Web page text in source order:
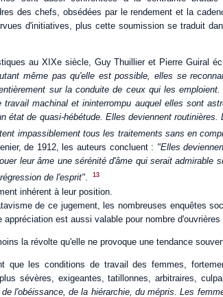
des chefs, obsédées par le rendement et la
d'initiatives, plus cette soumission se traduit
au XIXe siècle, Guy Thuillier et Pierre Guiral
même pas qu'elle est possible, elles se
sur la conduite de ceux qui les
machinal et ininterrompu auquel elles sont
état de quasi-hébétude. Elles deviennent routinières.
impassiblement tous les traitements sans en
de 1912, les auteurs concluent : "Elles
leur âme une sérénité d'âme qui serait admirable
de l'esprit". 13
inhérent à leur position.
de ce jugement, les nombreuses enquêtes
est aussi valable pour nombre d'ouvrières
la révolte qu'elle ne provoque une tendance
que les conditions de travail des femmes,
sévères, exigeantes, tatillonnes, arbitraires,
l'obéissance, de la hiérarchie, du mépris. Les